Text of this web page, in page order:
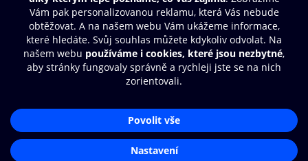
Další zábava
© O2 Czech Republic a.s.
Zásady zpracování osobních údajůAplikace O2 Knihovna
Čti a poslouchej své e-knihy a